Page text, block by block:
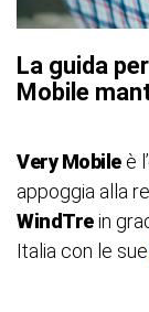
La guida
Mobile
Very Mobileè
appoggia alla
WindTrein
Italia con le sue